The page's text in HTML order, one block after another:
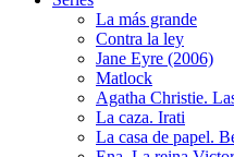
La más grande
Contra la ley
Jane Eyre (2006)
Matlock
Agatha Christie.
La caza. Irati
La casa de papel.